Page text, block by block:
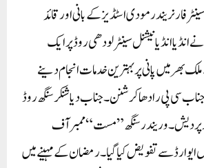
فار نریندر مودی اسٹڈیز کے بانی اور قائد
انڈیا انڈیا نیشنل سینٹر لودھی روڈ پر ایک
بھر میں پانی پر بہترین خدمات انجام دینے
سی پی رادھا کرشنن۔ جناب دیا شنکر سنگھ روڈ
پردیش۔ وریندر سنگھ ”مست“ ممبر آف
ایوارڈ سے تفویض کیا گیا۔ رمضان کے مہینے میں